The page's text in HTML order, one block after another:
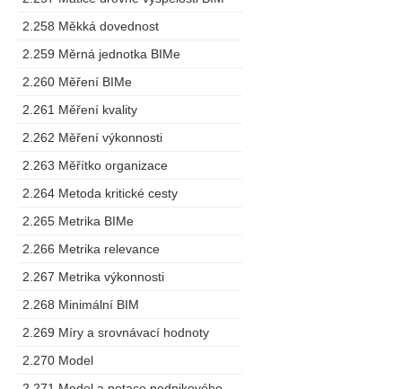
2.258 Měkká dovednost
2.259 Měrná jednotka BIMe
2.260 Měření BIMe
2.261 Měření kvality
2.262 Měření výkonnosti
2.263 Měřítko organizace
2.264 Metoda kritické cesty
2.265 Metrika BIMe
2.266 Metrika relevance
2.267 Metrika výkonnosti
2.268 Minimální BIM
2.269 Míry a srovnávací hodnoty
2.270 Model